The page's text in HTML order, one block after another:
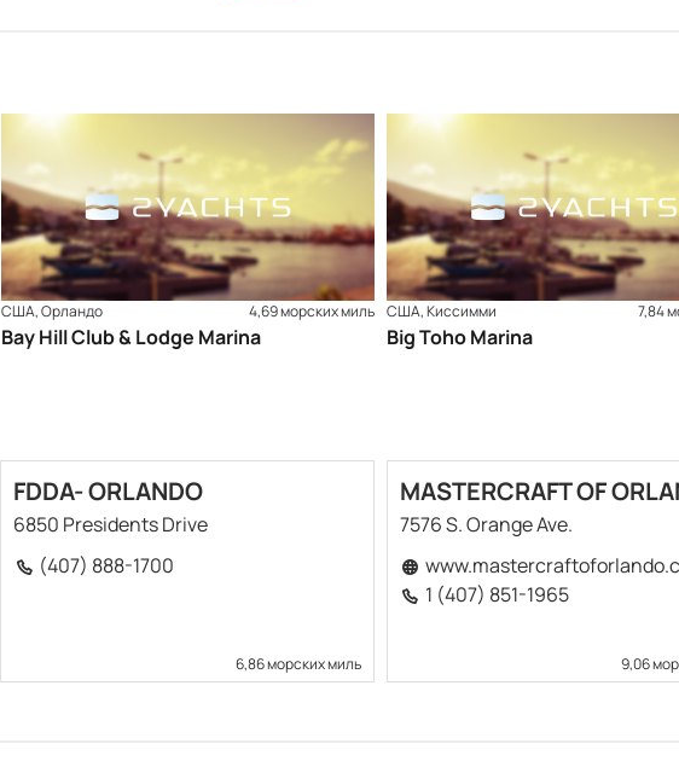
США, Орландо 4,69 морских миль
Bay Hill Club & Lodge Marina
США, Киссимми 7,84
Big Toho Marina
FDDA- ORLANDO
6850 Presidents Drive
(407) 888-1700
6,86 морских миль
MASTERCRAFT OF
7576 S. Orange Ave.
1 (407) 851-1965
9,06